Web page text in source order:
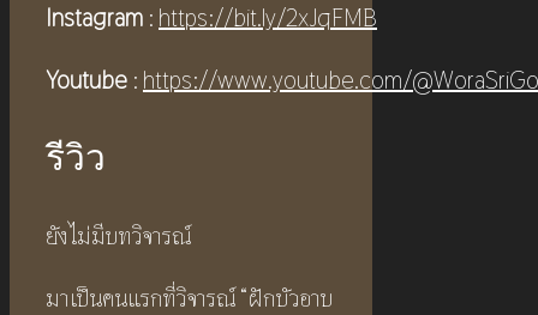
Instagram : https://bit.ly/2xJqFMB
Youtube : https://www.youtube.com/
รีวิว
ยังไม่มีบทวิจารณ์
มาเป็นคนแรกที่วิจารณ์ “ฝักบัวอาบ